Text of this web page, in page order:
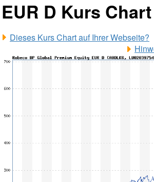
EUR D Kurs Chart
Dieses Kurs Chart auf Ihrer Webseite?